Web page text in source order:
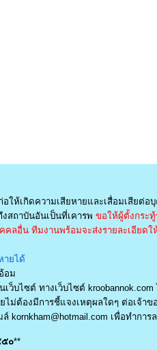
ห้เกิดความเสียหายและเสื่อมเสียต่อ
สถาบันอันเป็นที่เคารพ ขอให้ผู้ตั้งกระ
ลอื่น ทีมงานพร้อมจะส่งรายละเอียดใ
ายได้
อม
บไซต์ ทางเว็บไซต์
ม่ต้องมีการชี้แจงเหตุผลใดๆ ต่อเจ้า
ล์ kornkham@hotmail.com เพื่อทำการ
๕๐**